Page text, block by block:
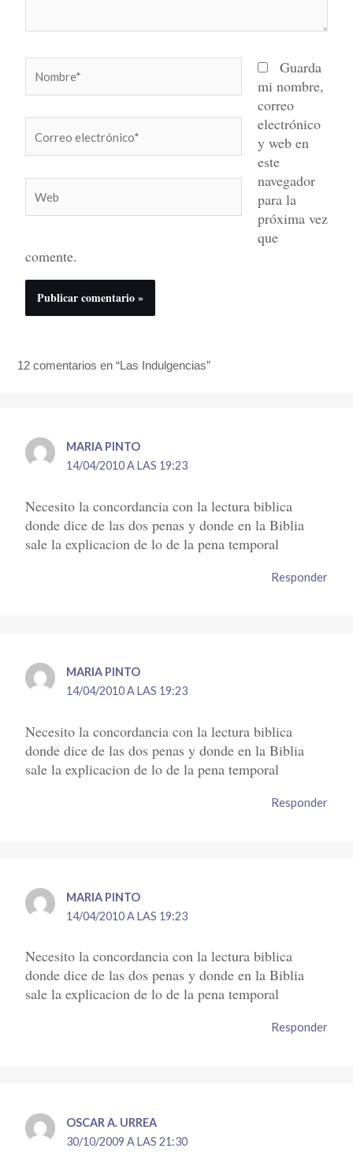
electrónico*
Guarda
mi nombre,
correo
electrónico
y web en
este
navegador
para la
próxima vez
que
comente.
12 comentarios en “Las Indulgencias”
MARIA PINTO
14/04/2010 A LAS 19:23
Necesito la concordancia con la lectura biblica
donde dice de las dos penas y donde en la Biblia
sale la explicacion de lo de la pena temporal
Responder
MARIA PINTO
14/04/2010 A LAS 19:23
Necesito la concordancia con la lectura biblica
donde dice de las dos penas y donde en la Biblia
sale la explicacion de lo de la pena temporal
Responder
MARIA PINTO
14/04/2010 A LAS 19:23
Necesito la concordancia con la lectura biblica
donde dice de las dos penas y donde en la Biblia
sale la explicacion de lo de la pena temporal
Responder
OSCAR A. URREA
30/10/2009 A LAS 21:30